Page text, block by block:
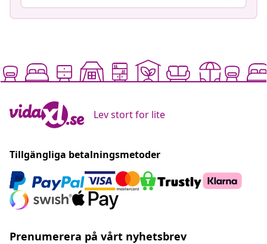
Lev stort for lite
Tillgängliga betalningsmetoder
Prenumerera på vårt nyhetsbrev